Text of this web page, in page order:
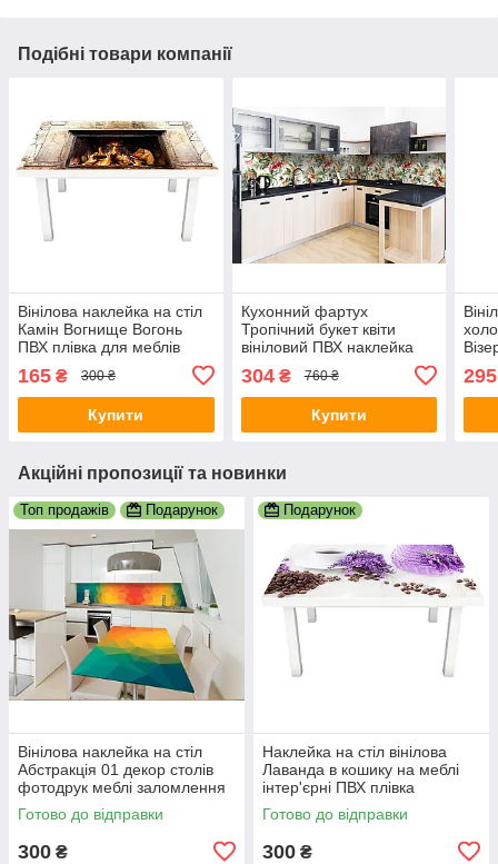
Подібні товари компанії
Вінілова наклейка на стіл
Камін Вогнище Вогонь
ПВХ плівка для меблів
квіти абстракція 600*1200
мм д
165 ₴ 300 ₴
Купити
Кухонний фартух
Тропічний букет квіти
вініловий ПВХ наклейка
зелений 600х3000 мм
304₴ 760 ₴
Купити
Акційні пропозиції та новинки
Топ продажів Подарунок
Вінілова наклейка на стіл
Абстракція 01 декор столів
фотодрук меблі заломлення
веселка грані 600х1200 мм
Готово до відправки
300 ₴
Подарунок
Наклейка на стіл вінілова
Лаванда в кошику на меблі
інтер'єрні ПВХ плівка
фіолетовий 600х1200 мм
Готово до відправки
300 ₴